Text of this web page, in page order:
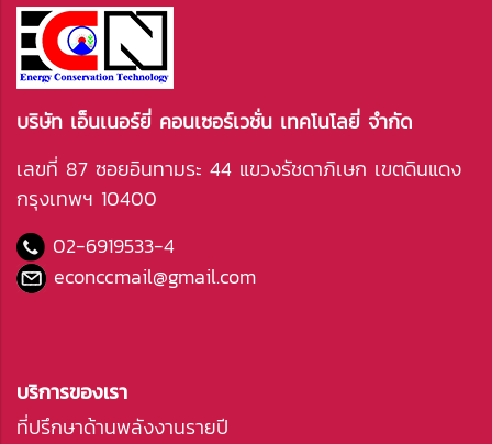
บริษัท เอ็นเนอร์ยี่ คอนเซอร์เวชั่น เทคโนโลยี่ จำกัด
เลขที่ 87 ซอยอินทามระ 44 แขวงรัชดาภิเษก เขตดินแดง
กรุงเทพฯ 10400
02-6919533-4
econccmail@gmail.com
บริการของเรา
ที่ปรึกษาด้านพลังงานรายปี